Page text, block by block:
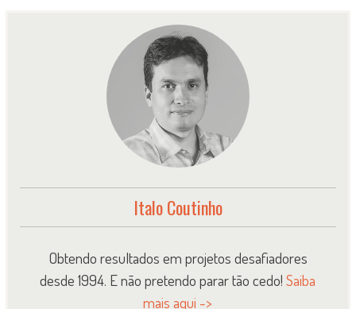
Italo Coutinho
Obtendo resultados em projetos desafiadores
desde 1994. E não pretendo parar tão cedo!Saiba
mais aqui ->